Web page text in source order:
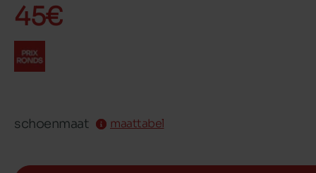
45€
schoenmaat maattabel